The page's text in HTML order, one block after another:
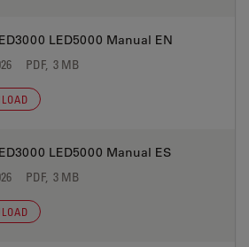
LED5000 Manual EN
PDF, 3 MB
LED5000 Manual ES
PDF, 3 MB